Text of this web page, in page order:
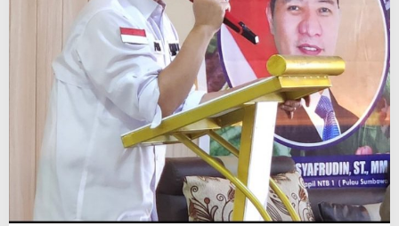
s
T
r
a
i
l
T
r
a
b
a
s
B
a